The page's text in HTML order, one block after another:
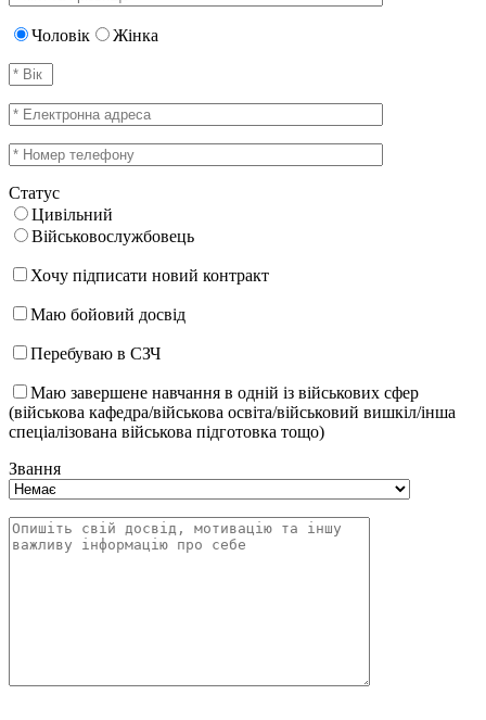
Чоловік Жінка
Статус
Цивільний
Військовослужбовець
Хочу підписати новий контракт
Маю бойовий досвід
Перебуваю в СЗЧ
Маю завершене навчання в одній із військових сфер
(військова кафедра/військова освіта/військовий вишкіл/інша
спеціалізована військова підготовка тощо)
Звання